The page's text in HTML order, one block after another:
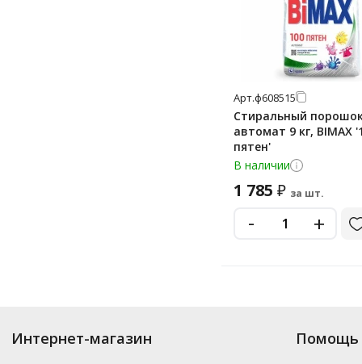
Арт.ф608515
Стиральный
автомат 9 кг, BIMAX
пятен'
В наличии
1 785 ₽ за шт.
- +
Купить
. В ассортименте интернет-
выбрать нужный товар и добавить его в корзину для дальнейшего
Интернет-магазин Помощь